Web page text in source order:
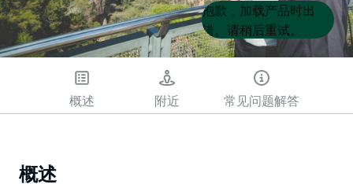
Product
List
Product
List
抱歉，加载产品时出
错。请稍后重试。
概述 附近 常见问题解答
概述